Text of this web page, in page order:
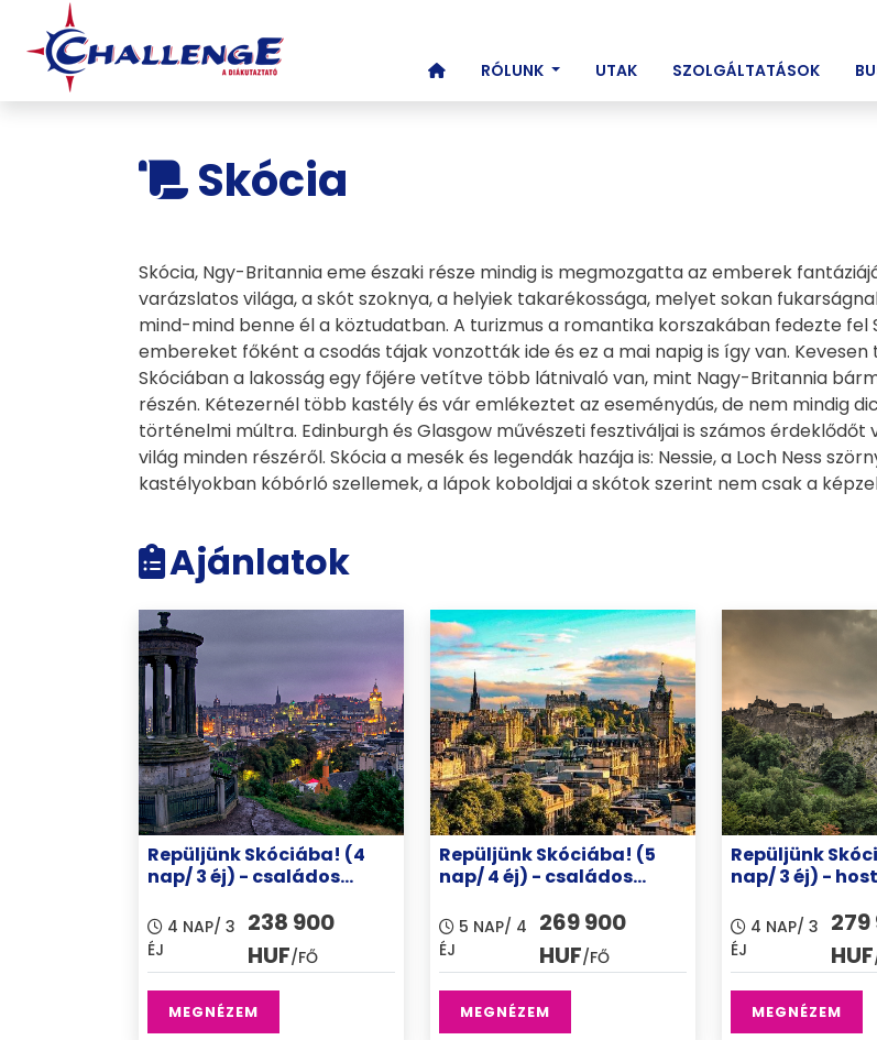
(CURRENT)
RÓLUNK UTAK SZOLGÁLTATÁSOK
Skócia
Skócia, Ngy-Britannia eme északi része mindig is megmozgatta az emberek
varázslatos világa, a skót szoknya, a helyiek takarékossága, melyet sokan
mind-mind benne él a köztudatban. A turizmus a romantika korszakában fedezte fel
embereket főként a csodás tájak vonzották ide és ez a mai napig is így van. Kevesen
Skóciában a lakosság egy főjére vetítve több látnivaló van, mint Nagy-Britannia
részén. Kétezernél több kastély és vár emlékeztet az eseménydús, de nem mindig
történelmi múltra. Edinburgh és Glasgow művészeti fesztiváljai is számos érdeklődőt
világ minden részéről. Skócia a mesék és legendák hazája is: Nessie, a Loch Ness
kastélyokban kóbórló szellemek, a lápok koboldjai a skótok szerint nem csak a
Ajánlatok
Repüljünk Skóciába! (4
nap/ 3 éj) - családos
4 NAP/ 3
ÉJ
238 900
HUF/FŐ
MEGNÉZEM
Repüljünk Skóciába! (5
nap/ 4 éj) - családos
5 NAP/ 4
ÉJ
269 900
HUF/FŐ
MEGNÉZEM
Repüljünk
nap/ 3 éj) -
4 NAP/ 3
ÉJ
279
HUF
MEGNÉZEM